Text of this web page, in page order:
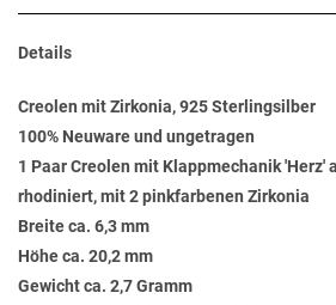
Details
Creolen mit Zirkonia, 925 Sterlingsilber
100% Neuware und ungetragen
1 Paar Creolen mit Klappmechanik 'Herz'
rhodiniert, mit 2 pinkfarbenen Zirkonia
Breite ca. 6,3 mm
Höhe ca. 20,2 mm
Gewicht ca. 2,7 Gramm